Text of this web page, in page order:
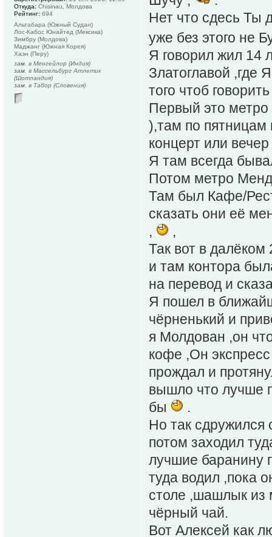
Нет что сдесь Ты
уже без этого не
Я говорил жил 14
Златоглавой ,где
того чтоб
Первый это метро
),там по пятницам
концерт или
Я там всегда
Потом метро
Там был Кафе/
сказать они её
,
,
Так вот в
и там контора
на перевод и
Я пошел в
чёрненький и
я Молдован ,он
кофе ,Он экспресс
прождал и
вышло что лучше
бы
.
Но так сдружился
потом заходил
лучшие баранину
туда водил ,пока
столе ,шашлык из
чёрный чай.
Вот Алексей как
Откуда: Chisinau, Молдова
Рейтинг: 694
Альтабара (Южный Судан)
Лос-Кабос Юнайтед (Мексика)
Зимбру (Молдова)
Маджанг (Южная Корея)
Хаэн (Перу)
зам. в Менгейлор (Индия)
зам. в Массельбург Атлетик
(Шотландия)
зам. в Табор (Словения)